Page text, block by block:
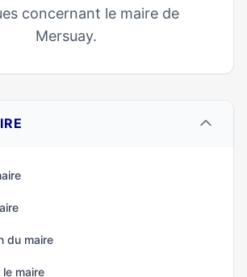
concernant le maire de
Mersuay.
du maire
maire